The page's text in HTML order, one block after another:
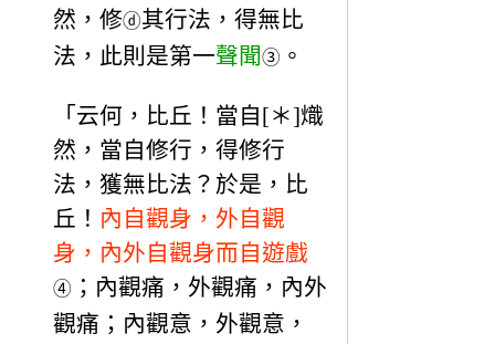
然，修ⓓ其行法，得無比
法，此則是第一聲聞③ 。
「云何，比丘！當自[＊]熾
然，當自修行，得修行
法，獲無比法？於是，比
丘！ 內自觀身，外自觀
身，內外自觀身而自遊戲
④ ；內觀痛，外觀痛，內外
觀痛；內觀意，外觀意，